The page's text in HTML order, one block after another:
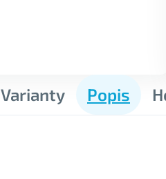
Varianty Popis